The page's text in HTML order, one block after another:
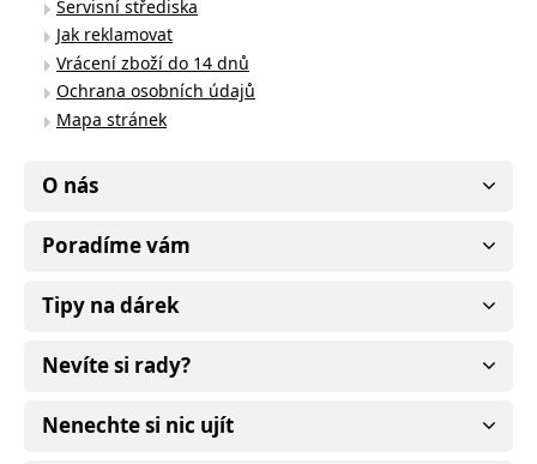
Servisní střediska
Jak reklamovat
Vrácení zboží do 14 dnů
Ochrana osobních údajů
Mapa stránek
O nás
Poradíme vám
Tipy na dárek
Nevíte si rady?
Nenechte si nic ujít